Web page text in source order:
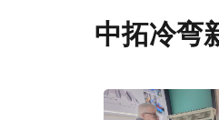
中拓冷弯